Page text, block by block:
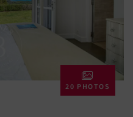
20 PHOTOS